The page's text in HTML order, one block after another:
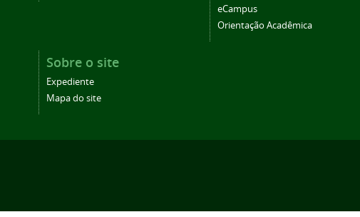
eCampus
Orientação Acadêmica
Sobre o site
Expediente
Mapa do site